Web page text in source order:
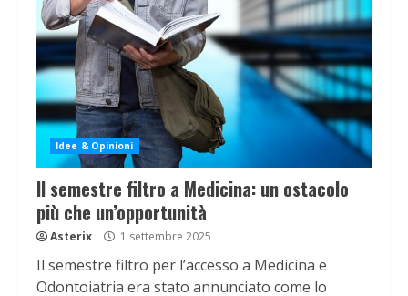
Idee & Opinioni
Il semestre filtro a Medicina: un ostacolo
più che un’opportunità
Asterix 1 settembre 2025
Il semestre filtro per l’accesso a Medicina e
Odontoiatria era stato annunciato come lo